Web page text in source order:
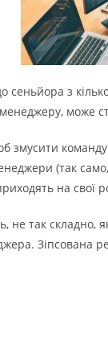
сеньйора з
може
(так
на
так складно,
Зіпсована